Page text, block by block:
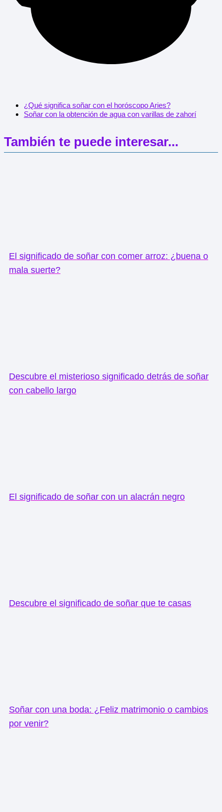
¿Qué significa soñar con el horóscopo Aries?
Soñar con la obtención de agua con varillas de zahorí
También te puede interesar...
El significado de soñar con comer arroz: ¿buena o
mala suerte?
Descubre el misterioso significado detrás de soñar
con cabello largo
El significado de soñar con un alacrán negro
Descubre el significado de soñar que te casas
Soñar con una boda: ¿Feliz matrimonio o cambios
por venir?